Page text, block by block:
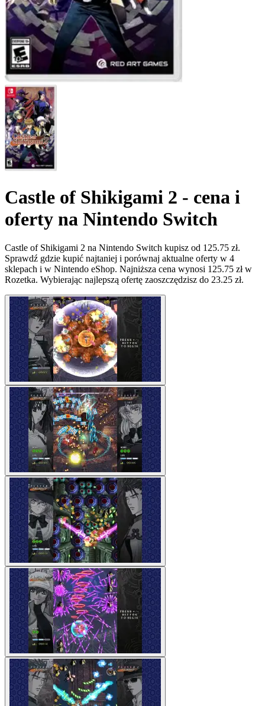
Castle of Shikigami 2 - cena i
oferty na Nintendo Switch
Castle of Shikigami 2 na Nintendo Switch kupisz od 125.75 zł.
Sprawdź gdzie kupić najtaniej i porównaj aktualne oferty w 4
sklepach i w Nintendo eShop. Najniższa cena wynosi 125.75 zł w
Rozetka. Wybierając najlepszą ofertę zaoszczędzisz do 23.25 zł.